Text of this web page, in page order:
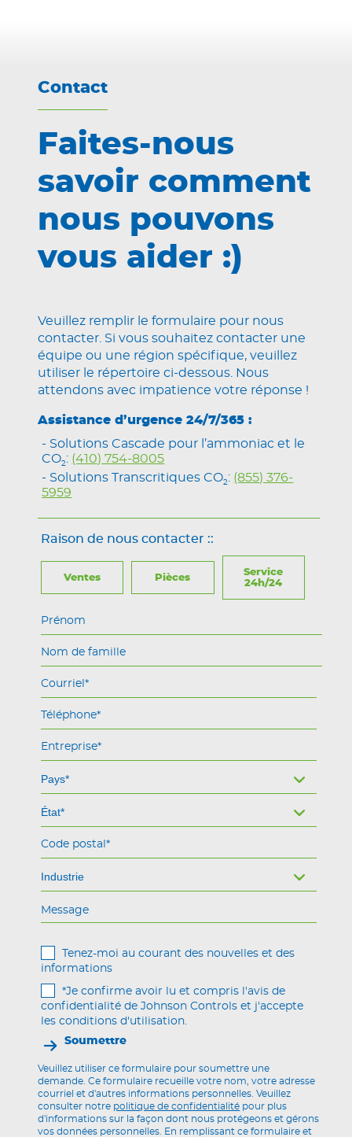
Contact
Faites-nous
savoir comment
nous pouvons
vous aider :)
Veuillez remplir le formulaire pour nous
contacter. Si vous souhaitez contacter une
équipe ou une région spécifique, veuillez
utiliser le répertoire ci-dessous. Nous
attendons avec impatience votre réponse !
Assistance d’urgence 24/7/365 :
Solutions Cascade pour l’ammoniac et le
CO2 : (410) 754-8005
Solutions Transcritiques CO2: (855) 376-
5959
Raison de nous contacter ::
Ventes Pièces
Service
24h/24
Message
Tenez-moi au courant des nouvelles et des
informations
*Je confirme avoir lu et compris l'avis de
confidentialité de Johnson Controls et j'accepte
les conditions d'utilisation.
Veuillez utiliser ce formulaire pour soumettre une
demande. Ce formulaire recueille votre nom, votre adresse
courriel et d'autres informations personnelles. Veuillez
consulter notre politique de confidentialité pour plus
d'informations sur la façon dont nous protégeons et gérons
vos données personnelles. En remplissant ce formulaire et